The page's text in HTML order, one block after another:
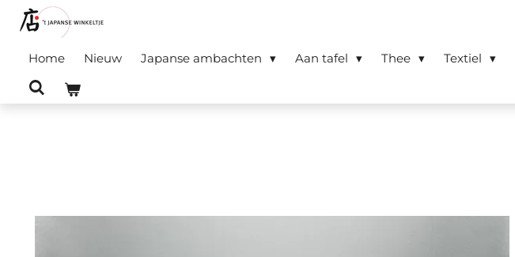
Ga
naar
Home Nieuw Japanse ambachten Aan tafel Thee Textiel